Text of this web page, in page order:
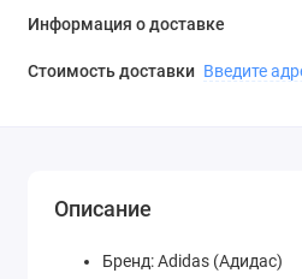
Информация о доставке
Стоимость доставки Введите
Описание
Бренд: Adidas (Адидас)